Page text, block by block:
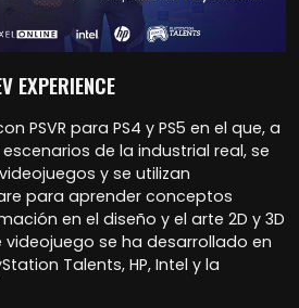
EXPERIENCE
PSVR para PS4 y PS5 en el que, a
de la industrial real, se
y se utilizan
para aprender conceptos
en el diseño y el arte 2D y 3D
videojuego se ha desarrollado en
Talents, HP, Intel y la